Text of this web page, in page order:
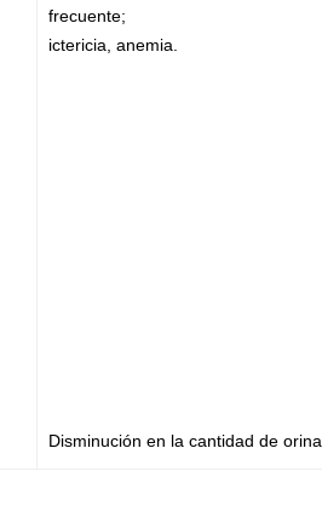
frecuente;
ictericia, anemia.
Disminución en la cantidad de orina.